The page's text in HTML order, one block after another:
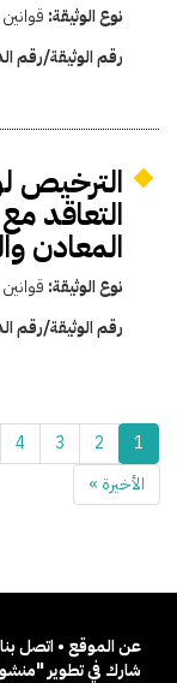
نوع الوثيقة: قوانين
رقم الوثيقة/رقم
الترخيص
التعاقد
المعادن
نوع الوثيقة: قوانين
رقم الوثيقة/رقم
1
2
3
4
الأخيرة »
عن الموقع • اتصل بنا
شارك في تطوير